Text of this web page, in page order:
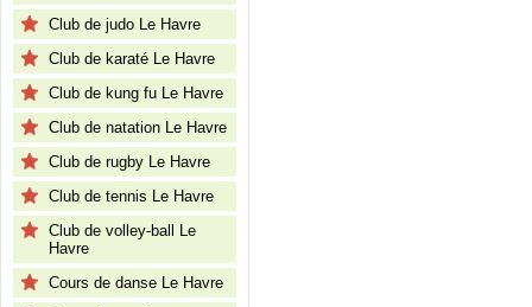
Club de judo Le Havre
Club de karaté Le Havre
Club de kung fu Le Havre
Club de natation Le Havre
Club de rugby Le Havre
Club de tennis Le Havre
Club de volley-ball Le
Havre
Cours de danse Le Havre